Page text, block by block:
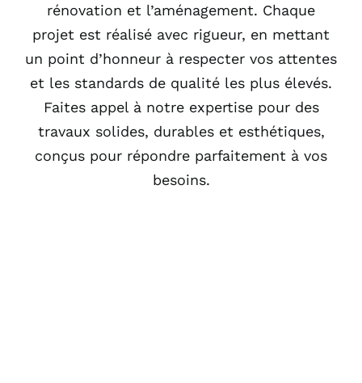
rénovation et l’aménagement. Chaque
projet est réalisé avec rigueur, en mettant
un point d’honneur à respecter vos attentes
et les standards de qualité les plus élevés.
Faites appel à notre expertise pour des
travaux solides, durables et esthétiques,
conçus pour répondre parfaitement à vos
besoins.